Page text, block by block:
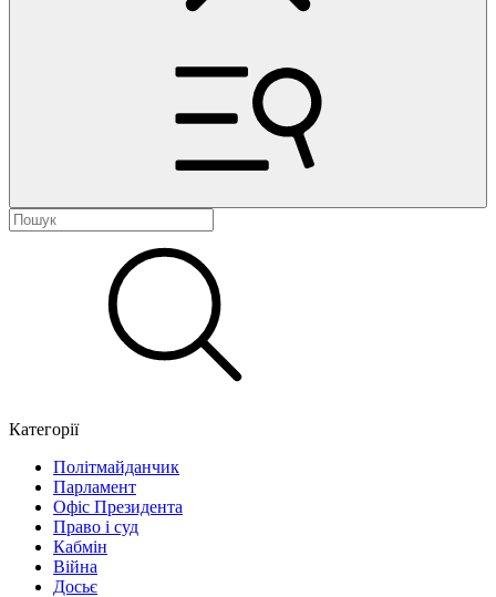
Категорії
Політмайданчик
Парламент
Офіс Президента
Право і суд
Кабмін
Війна
Досьє